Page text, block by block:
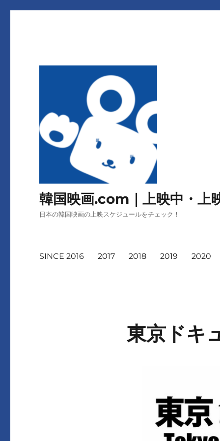
韓国映画.com｜上映中・上
日本の韓国映画の上映スケジュールをチェック！
SINCE 2016 2017 2018 2019 2020
東京ドキ